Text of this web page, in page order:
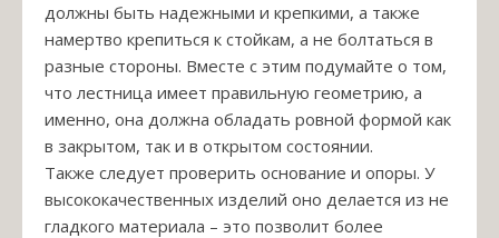
должны быть надежными и крепкими, а также
намертво крепиться к стойкам, а не болтаться в
разные стороны. Вместе с этим подумайте о том,
что лестница имеет правильную геометрию, а
именно, она должна обладать ровной формой как
в закрытом, так и в открытом состоянии.
Также следует проверить основание и опоры. У
высококачественных изделий оно делается из не
гладкого материала – это позволит более